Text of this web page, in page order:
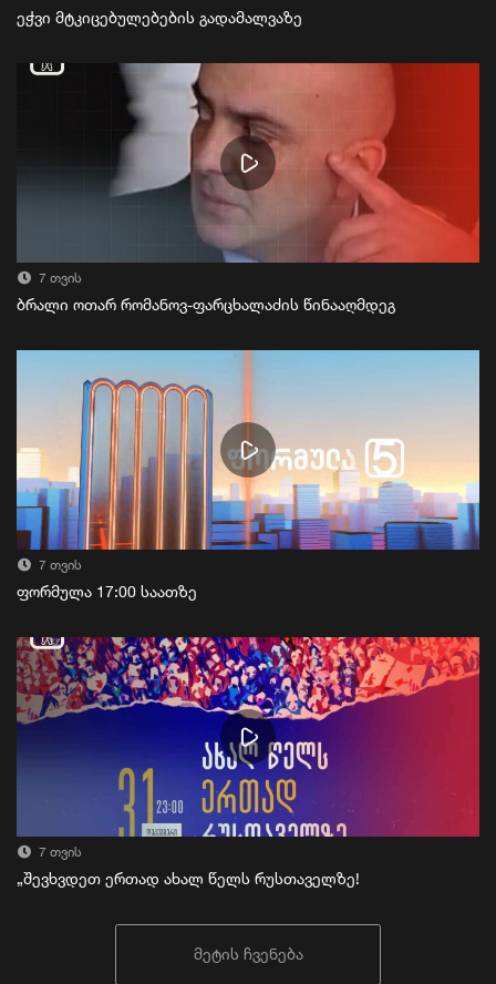
ეჭვი მტკიცებულებების გადამალვაზე
7 თვის
ბრალი ოთარ რომანოვ-ფარცხალაძის წინააღმდეგ
7 თვის
ფორმულა 17:00 საათზე
7 თვის
„შევხვდეთ ერთად ახალ წელს რუსთაველზე!
მეტის ჩვენება